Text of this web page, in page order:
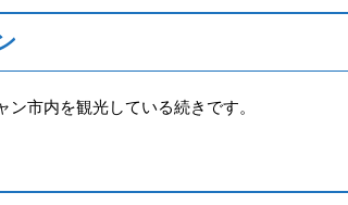
ン市内を観光している続きです。